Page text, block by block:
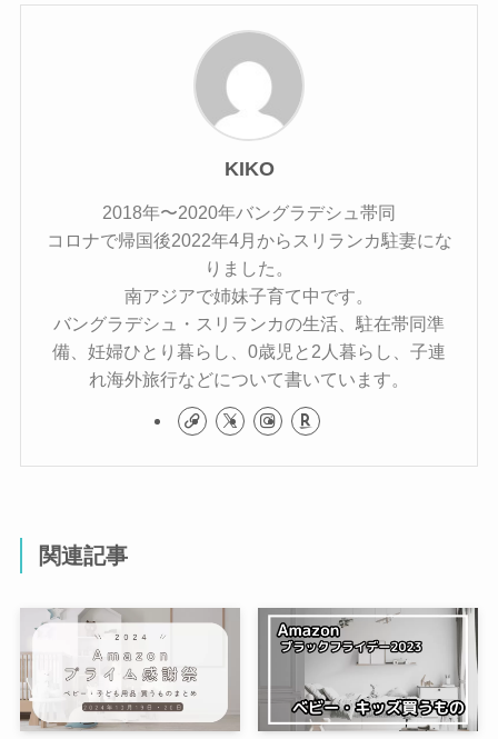
KIKO
2018年〜2020年バングラデシュ帯同
コロナで帰国後2022年4月からスリランカ駐妻にな
りました。
南アジアで姉妹子育て中です。
バングラデシュ・スリランカの生活、駐在帯同準
備、妊婦ひとり暮らし、0歳児と2人暮らし、子連
れ海外旅行などについて書いています。
関連記事